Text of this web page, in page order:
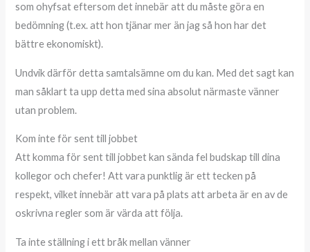
som ohyfsat eftersom det innebär att du måste göra en
bedömning (t.ex. att hon tjänar mer än jag så hon har det
bättre ekonomiskt).
Undvik därför detta samtalsämne om du kan. Med det sagt kan
man såklart ta upp detta med sina absolut närmaste vänner
utan problem.
Kom inte för sent till jobbet
Att komma för sent till jobbet kan sända fel budskap till dina
kollegor och chefer! Att vara punktlig är ett tecken på
respekt, vilket innebär att vara på plats att arbeta är en av de
oskrivna regler som är värda att följa.
Ta inte ställning i ett bråk mellan vänner